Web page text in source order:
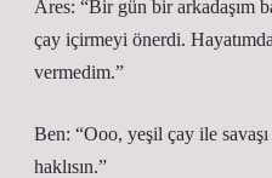
Ares: “Bir gün bir arkadaşım
çay içirmeyi önerdi.
vermedim.”
Ben: “Ooo, yeşil çay ile
haklısın.”